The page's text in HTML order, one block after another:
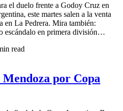
el duelo frente a Godoy Cruz en
este martes salen a la venta
en La Pedrera. Mira también:
escándalo en primera división…
read
por Copa